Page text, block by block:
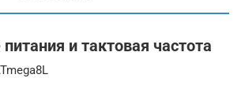
и тактовая частота